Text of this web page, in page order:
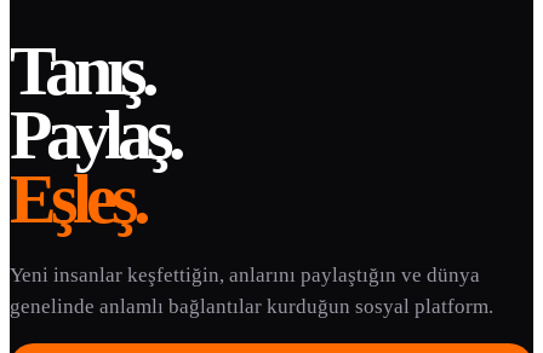
Tanış.
Paylaş.
Eşleş.
Yeni insanlar keşfettiğin, anlarını paylaştığın ve dünya
genelinde anlamlı bağlantılar kurduğun sosyal platform.